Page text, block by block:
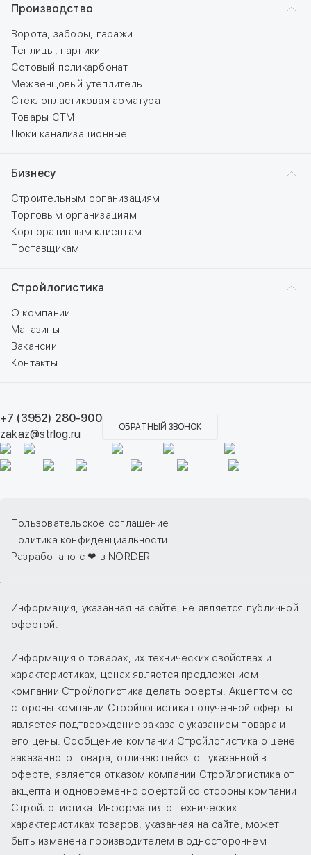
Производство
Ворота, заборы, гаражи
Теплицы, парники
Сотовый поликарбонат
Межвенцовый утеплитель
Стеклопластиковая арматура
Товары СТМ
Люки канализационные
Бизнесу
Строительным организациям
Торговым организациям
Корпоративным клиентам
Поставщикам
Стройлогистика
О компании
Магазины
Вакансии
Контакты
+7 (3952) 280-900
zakaz@strlog.ru
ОБРАТНЫЙ ЗВОНОК
Пользовательское соглашение
Политика конфиденциальности
Разработано с ❤ в NORDER
Информация, указанная на сайте, не является публичной
офертой.
Информация о товарах, их технических свойствах и
характеристиках, ценах является предложением
компании Стройлогистика делать оферты. Акцептом со
стороны компании Стройлогистика полученной оферты
является подтверждение заказа с указанием товара и
его цены. Сообщение компании Стройлогистика о цене
заказанного товара, отличающейся от указанной в
оферте, является отказом компании Стройлогистика от
акцепта и одновременно офертой со стороны компании
Стройлогистика. Информация о технических
характеристиках товаров, указанная на сайте, может
быть изменена производителем в одностороннем